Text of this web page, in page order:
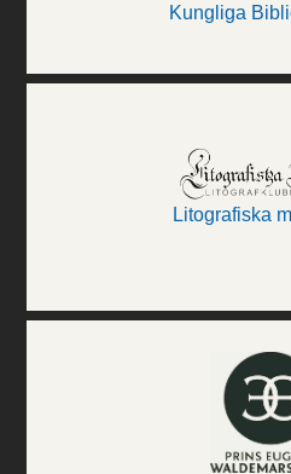
Kungliga
Litografiska